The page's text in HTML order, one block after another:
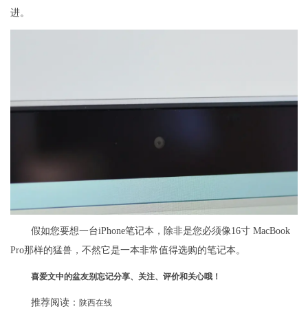
进。
假如您要想一台iPhone笔记本，除非是您必须像16寸 MacBook
Pro那样的猛兽，不然它是一本非常值得选购的笔记本。
喜爱文中的盆友别忘记分享、关注、评价和关心哦！
推荐阅读： 陕西在线